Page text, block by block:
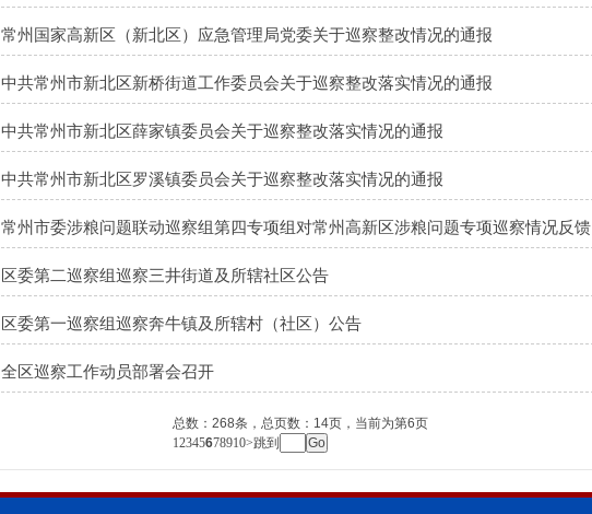
常州国家高新区（新北区）应急管理局党委关于巡察整改情况的通报
中共常州市新北区新桥街道工作委员会关于巡察整改落实情况的通报
中共常州市新北区薛家镇委员会关于巡察整改落实情况的通报
中共常州市新北区罗溪镇委员会关于巡察整改落实情况的通报
常州市委涉粮问题联动巡察组第四专项组对常州高新区涉粮问题专项巡察情况反馈
区委第二巡察组巡察三井街道及所辖社区公告
区委第一巡察组巡察奔牛镇及所辖村（社区）公告
全区巡察工作动员部署会召开
总数： 268条，总页数： 14页，当前为第6页
12345678910>跳到